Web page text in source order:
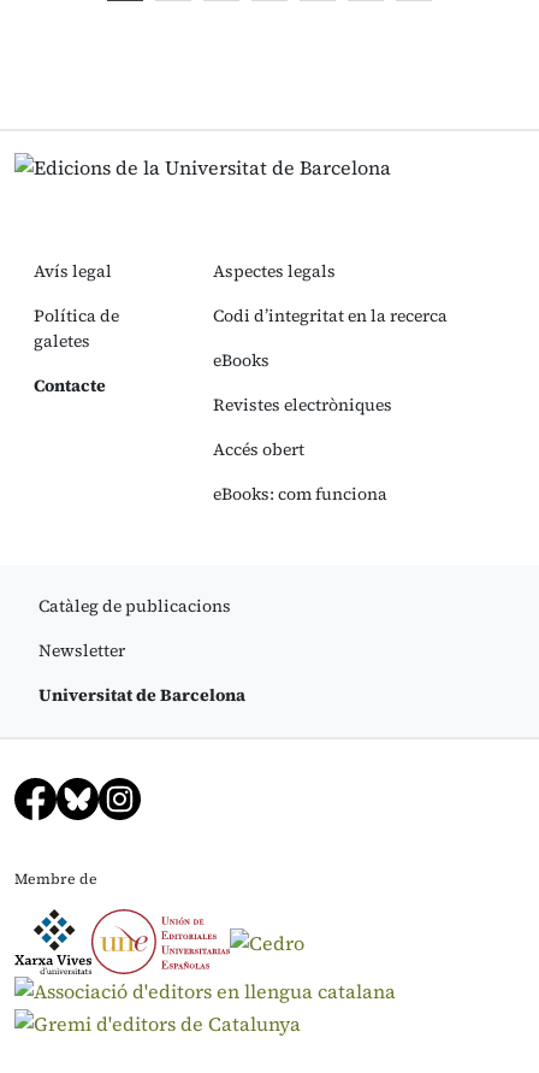
Avís legal
Política de
galetes
Contacte
Aspectes legals
Codi d’integritat en la recerca
eBooks
Revistes electròniques
Accés obert
eBooks: com funciona
Catàleg de publicacions
Newsletter
Universitat de Barcelona
Membre de